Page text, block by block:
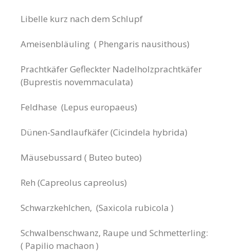
Libelle kurz nach dem Schlupf
Ameisenbläuling ( Phengaris nausithous)
Prachtkäfer Gefleckter Nadelholzprachtkäfer
(Buprestis novemmaculata)
Feldhase (Lepus europaeus)
Dünen-Sandlaufkäfer (Cicindela hybrida)
Mäusebussard ( Buteo buteo)
Reh (Capreolus capreolus)
Schwarzkehlchen, (Saxicola rubicola )
Schwalbenschwanz, Raupe und Schmetterling:
( Papilio machaon )